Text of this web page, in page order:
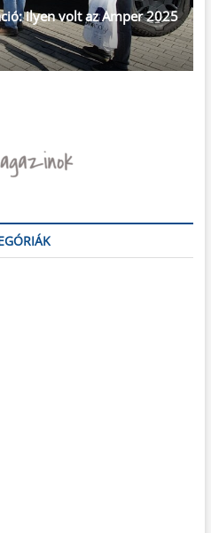
ilyen volt az Amper 2025